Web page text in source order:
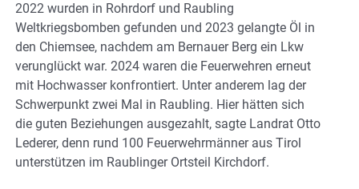
2022 wurden in Rohrdorf und Raubling
Weltkriegsbomben gefunden und 2023 gelangte Öl in
den Chiemsee, nachdem am Bernauer Berg ein Lkw
verunglückt war. 2024 waren die Feuerwehren erneut
mit Hochwasser konfrontiert. Unter anderem lag der
Schwerpunkt zwei Mal in Raubling. Hier hätten sich
die guten Beziehungen ausgezahlt, sagte Landrat Otto
Lederer, denn rund 100 Feuerwehrmänner aus Tirol
unterstützen im Raublinger Ortsteil Kirchdorf.